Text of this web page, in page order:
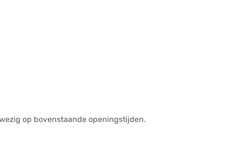
op bovenstaande openingstijden.